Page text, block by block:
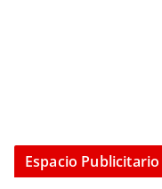
Espacio Publicitario